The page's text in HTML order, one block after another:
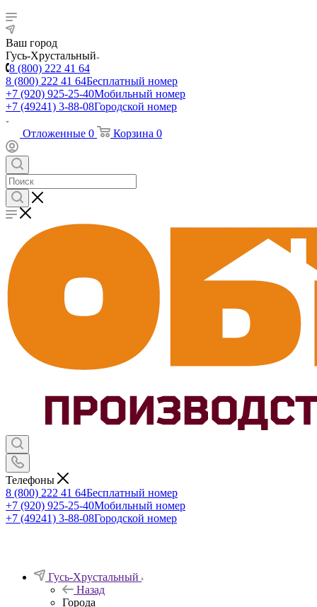
Ваш город
Гусь-Хрустальный
8 (800) 222 41 64
8 (800) 222 41 64Бесплатный номер
+7 (920) 925-25-40Мобильный номер
+7 (49241) 3-88-08Городской номер
Отложенные 0 Корзина 0
Телефоны
8 (800) 222 41 64Бесплатный номер
+7 (920) 925-25-40Мобильный номер
+7 (49241) 3-88-08Городской номер
Гусь-Хрустальный
Назад
Города